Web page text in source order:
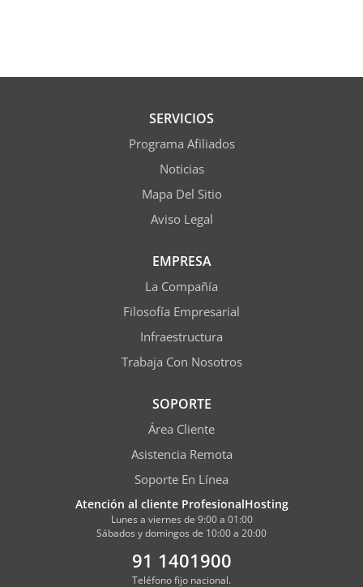
SERVICIOS
Programa Afiliados
Noticias
Mapa Del Sitio
Aviso Legal
EMPRESA
La Compañía
Filosofía Empresarial
Infraestructura
Trabaja Con Nosotros
SOPORTE
Área Cliente
Asistencia Remota
Soporte En Línea
Atención al cliente ProfesionalHosting
Lunes a viernes de 9:00 a 01:00
Sábados y domingos de 10:00 a 20:00
91 1401900
Teléfono fijo nacional.